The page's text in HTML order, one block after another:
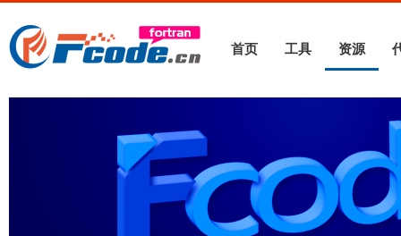
首页 工具 资源